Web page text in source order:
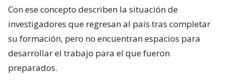
Con ese concepto describen la situación de
investigadores que regresan al país tras completar
su formación, pero no encuentran espacios para
desarrollar el trabajo para el que fueron
preparados.